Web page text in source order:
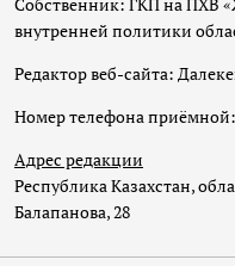
Собственник: ГКП на ПХВ
внутренней политики
Редактор веб-сайта:
Номер телефона приёмной:
Адрес редакции
Республика Казахстан,
Балапанова, 28